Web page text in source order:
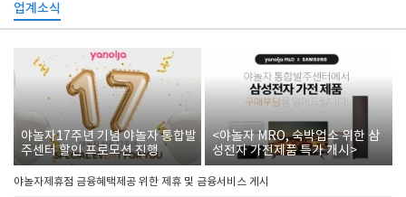
업계소식
야놀자17주년 기념 야놀자 통합발
주센터 할인 프로모션 진행
<야놀자 MRO, 숙박업소 위한 삼
성전자 가전제품 특가 개시>
야놀자제휴점 금융혜택제공 위한 제휴 및 금융서비스 게시